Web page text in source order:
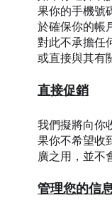
果你的手機號
於確保你的帳
對此不承擔任
或直接與其有
直接促銷
我們擬將向你
果你不希望收
廣之用，並不
管理您的信